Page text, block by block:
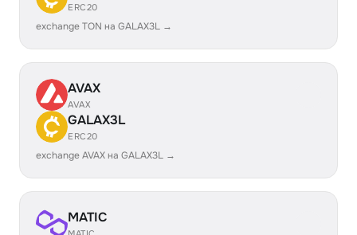
ERC20
exchange TON на GALAX3L →
AVAX
AVAX
GALAX3L
ERC20
exchange AVAX на GALAX3L →
MATIC